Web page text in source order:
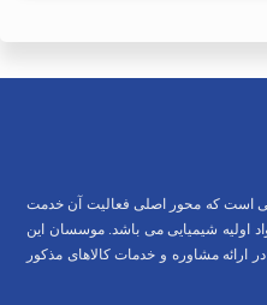
است که محور اصلی فعالیت آن خدمت
اولیه شیمیایی می باشد. موسسان این
ارائه مشاوره و خدمات کالاهای مذکور